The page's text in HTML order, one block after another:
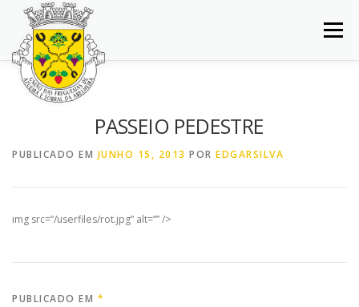
Saltar
conteúdo
Menu
INÍCIO JUNTA DE FREGUESIA
BALCÃO VIRTUAL NOTÍCIAS MAPA
PASSEIO PEDESTRE
PUBLICADO EM JUNHO 15, 2013 POR EDGARSILVA
img src=”/userfiles/rot.jpg” alt=”” />
PUBLICADO EM *